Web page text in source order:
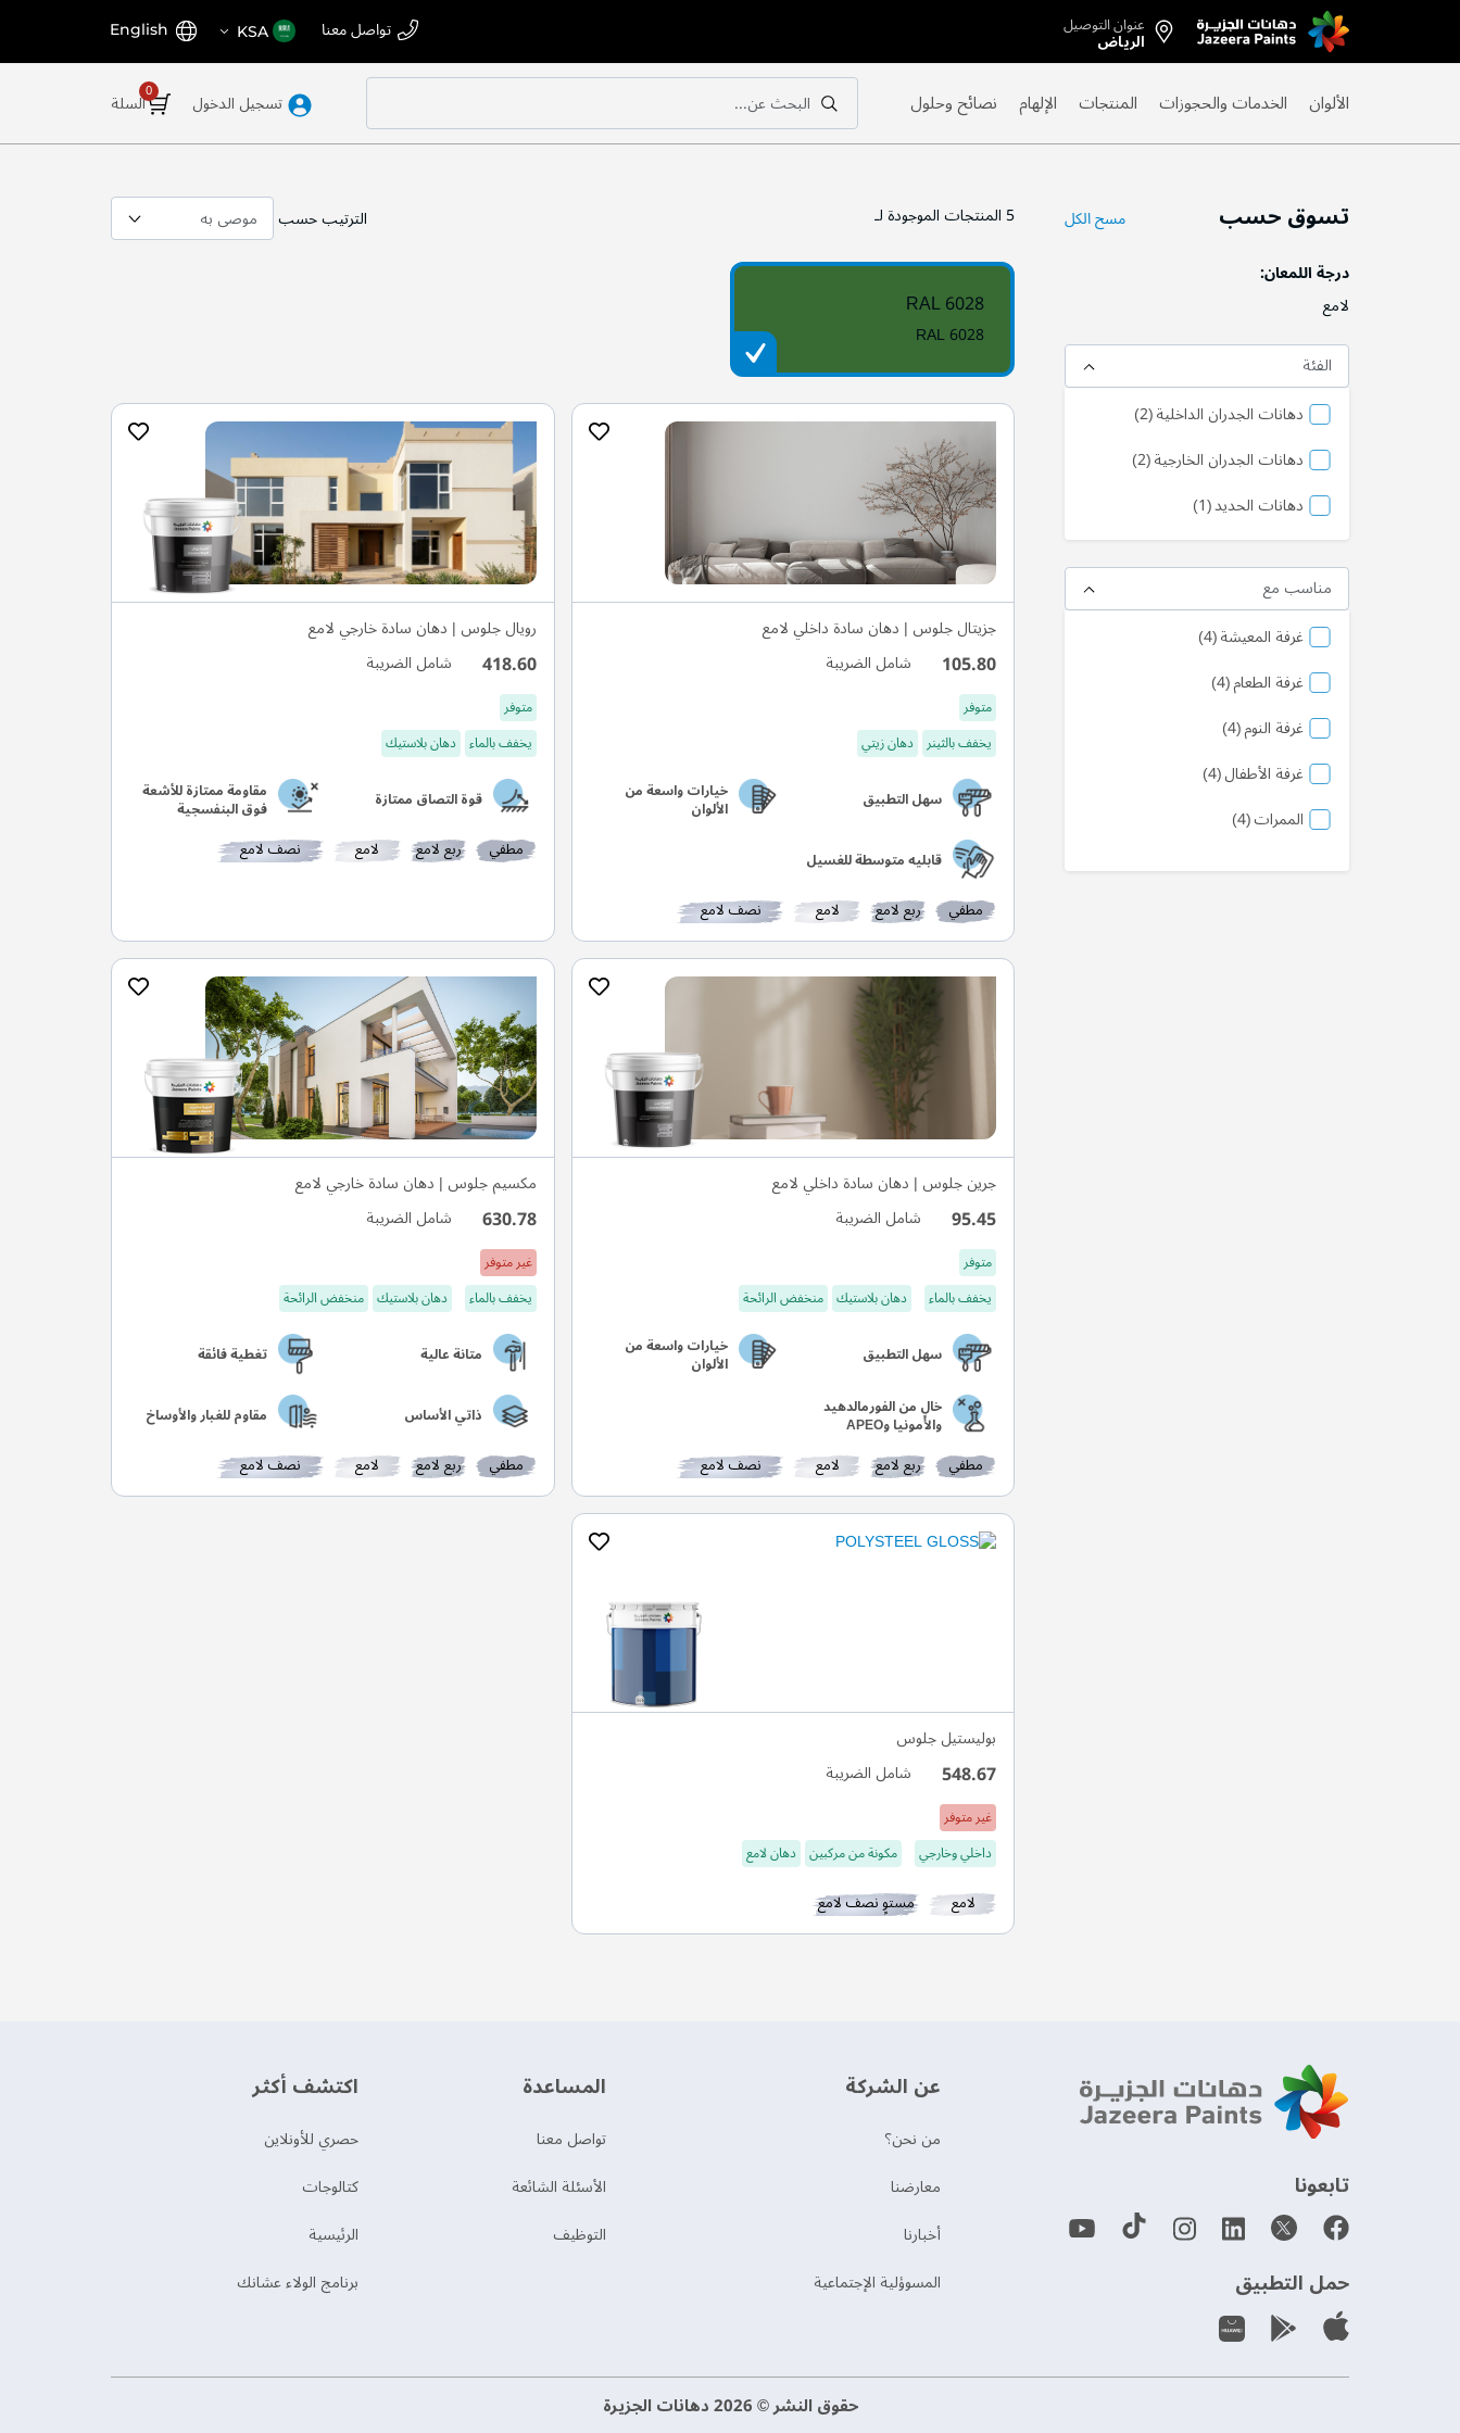
Skip
to
عنوان التوصيل
الرياض تواصل معنا اختر
المتجر
KSA اللغة English
السلة تسجيل الدخول
بحث
البحث عن...
بحث الألوان الخدمات والحجوزات المنتجات الإلهام نصائح وحلول
5 المنتجات الموجودة لـ الترتيب حسب
RAL 6028
RAL 6028
جزيتال جلوس | دهان سادة داخلي لامع
105.80 شامل الضريبة
متوفر
يخفف بالثينر دهان زيتي
سهل التطبيق خيارات واسعة من
الألوان
قابليه متوسطة للغسيل
مطفي ربع لامع لامع نصف لامع
رويال جلوس | دهان سادة خارجي لامع
418.60 شامل الضريبة
متوفر
يخفف بالماء دهان بلاستيك
قوة التصاق ممتازة مقاومة ممتازة للأشعة
فوق البنفسجية
مطفي ربع لامع لامع نصف لامع
جرين جلوس | دهان سادة داخلي لامع
95.45 شامل الضريبة
متوفر
يخفف بالماء
دهان بلاستيك منخفض الرائحة
سهل التطبيق خيارات واسعة من
الألوان
خالٍ من الفورمالدهيد
والأمونيا وAPEO
مطفي ربع لامع لامع نصف لامع
مكسيم جلوس | دهان سادة خارجي لامع
630.78 شامل الضريبة
غير متوفر
يخفف بالماء
دهان بلاستيك منخفض الرائحة
متانة عالية تغطية فائقة
ذاتي الأساس مقاوم للغبار والأوساخ
مطفي ربع لامع لامع نصف لامع
بوليستيل جلوس
548.67 شامل الضريبة
غير متوفر
داخلي وخارجي
مكونة من مركبين دهان لامع
لامع مستوٍ نصف لامع
تسوق حسب
درجة اللمعان
لامع
مسح الكل
الفئة
دهانات الجدران الداخلية 2منتج
دهانات الجدران الخارجية 2منتج
دهانات الحديد 1المنتج
مناسب مع
غرفة المعيشة 4منتج
غرفة الطعام 4منتج
غرفة النوم 4منتج
غرفة الأطفال 4منتج
الممرات 4منتج
‫تابعونا‬
حمل التطبيق
عن الشركة
من نحن؟
‫معارضنا‬
‫أخبارنا‬
المسوؤلية الإجتماعية
‫المساعدة‬
تواصل معنا
الأسئلة الشائعة
التوظيف
اكتشف أكثر
حصري للأونلاين
‫كتالوجات‬
الرئيسية
برنامج الولاء عشانك
حقوق النشر © 2026 دهانات الجزيرة